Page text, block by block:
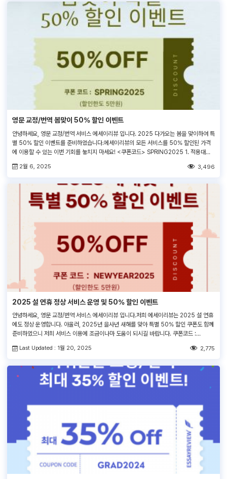
영문 교정/번역 봄맞이 50% 할인 이벤트
안녕하세요, 영문 교정/번역 서비스 에세이리뷰 입니다. 2025 다가오는 봄을 맞이하여 특
별 50% 할인 이벤트를 준비하였습니다.에세이리뷰의 모든 서비스를 50% 할인된 가격
에 이용할 수 있는 이번 기회를 놓치지 마세요! <쿠폰코드> SPRING2025 1. 적용대상 :
15(토)3. 사용방법 : 서비스 주문 > 결제 페이지 > […]
2월 6, 2025 3,496
2025 설 연휴 정상 서비스 운영 및 50% 할인 이벤트
안녕하세요, 영문 교정/번역 서비스 에세이리뷰 입니다.저희 에세이리뷰는 2025 설 연휴
에도 정상 운영합니다. 아울러, 2025년 을사년 새해를 맞아 특별 50% 할인 쿠폰도 함께
준비하였으니 저희 서비스 이용에 조금이나마 도움이 되시길 바랍니다. 쿠폰코드 :
적용대상 : 기존/신규 모든 고객 (1인 1회 사용가능)2. 사용기간 : 2025. 01. 25(토) ~
Last Updated : 1월 20, 2025 2,775